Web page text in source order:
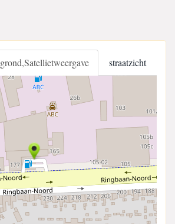
straatzicht